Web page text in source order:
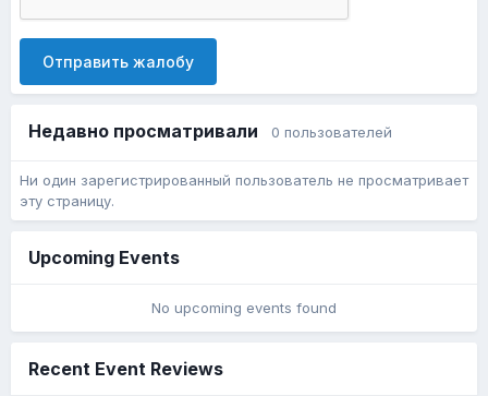
Отправить жалобу
Недавно просматривали 0 пользователей
Ни один зарегистрированный пользователь не просматривает
эту страницу.
Upcoming Events
No upcoming events found
Recent Event Reviews